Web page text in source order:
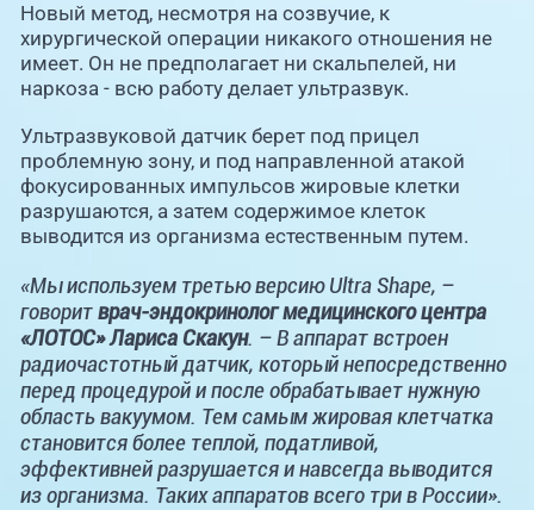
Новый метод, несмотря на созвучие, к
хирургической операции никакого отношения не
имеет. Он не предполагает ни скальпелей, ни
наркоза - всю работу делает ультразвук.
Ультразвуковой датчик берет под прицел
проблемную зону, и под направленной атакой
фокусированных импульсов жировые клетки
разрушаются, а затем содержимое клеток
выводится из организма естественным путем.
«Мы используем третью версию Ultra Shape, –
говоритврач-эндокринолог медицинского центра
«ЛОТОС» Лариса Скакун. – В аппарат встроен
радиочастотный датчик, который непосредственно
перед процедурой и после обрабатывает нужную
область вакуумом. Тем самым жировая клетчатка
становится более теплой, податливой,
эффективней разрушается и навсегда выводится
из организма. Таких аппаратов всего три в России».